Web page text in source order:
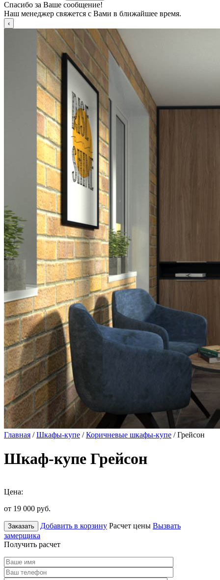
Спасибо за Ваше сообщение!
Наш менеджер свяжется с Вами в ближайшее время.
Главная /Шкафы-купе /Коричневые шкафы-купе / Грейсон
Шкаф-купе Грейсон
Цена:
от 19 000 руб.
Заказать Добавить в корзину Расчет цены Вызвать
замерщика
Получить расчет